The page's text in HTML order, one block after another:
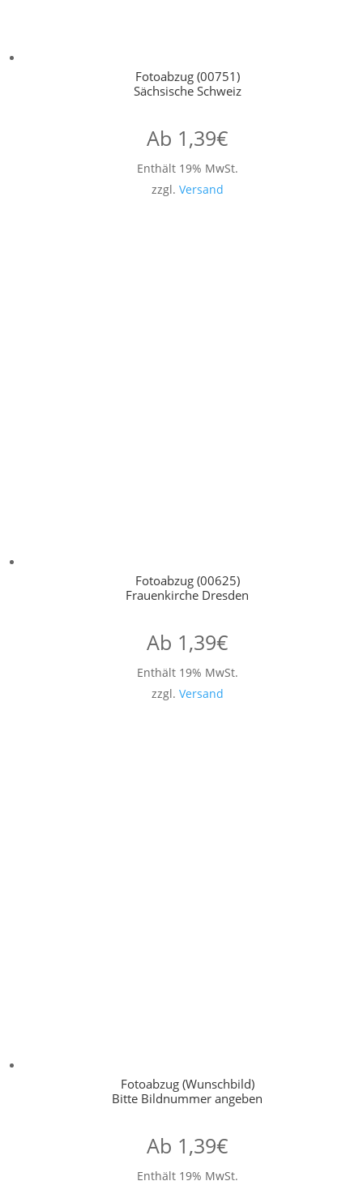
Fotoabzug (00751)
Sächsische Schweiz
Ab 1,39€
Enthält 19% MwSt.
zzgl. Versand
Fotoabzug (00625)
Frauenkirche Dresden
Ab 1,39€
Enthält 19% MwSt.
zzgl. Versand
Fotoabzug (Wunschbild)
Bitte Bildnummer angeben
Ab 1,39€
Enthält 19% MwSt.